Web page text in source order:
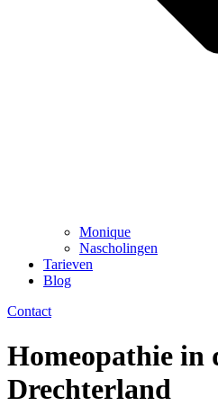
Monique
Nascholingen
Tarieven
Blog
Contact
Homeopathie in
Drechterland